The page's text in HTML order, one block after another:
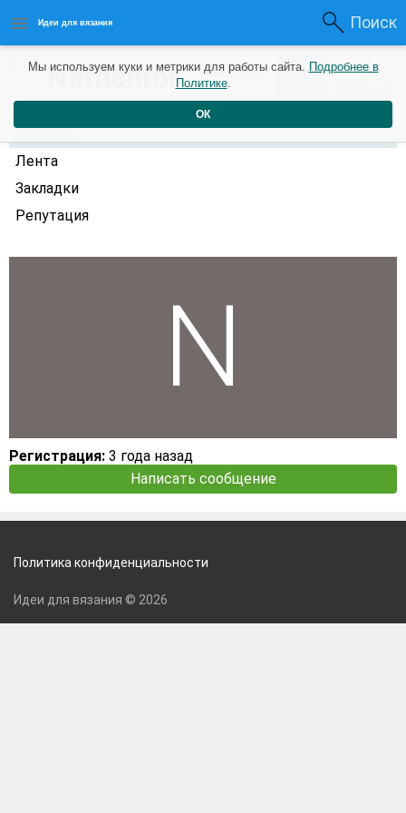
Идеи для вязания Поиск
Nathanror3 года назад 0 0
Профиль
Лента
Закладки
Репутация
Регистрация: 3 года назад
Написать сообщение
Мы используем куки и метрики для работы сайта. Подробнее в
Политике.
ОК
Политика конфиденциальности
Идеи для вязания © 2026